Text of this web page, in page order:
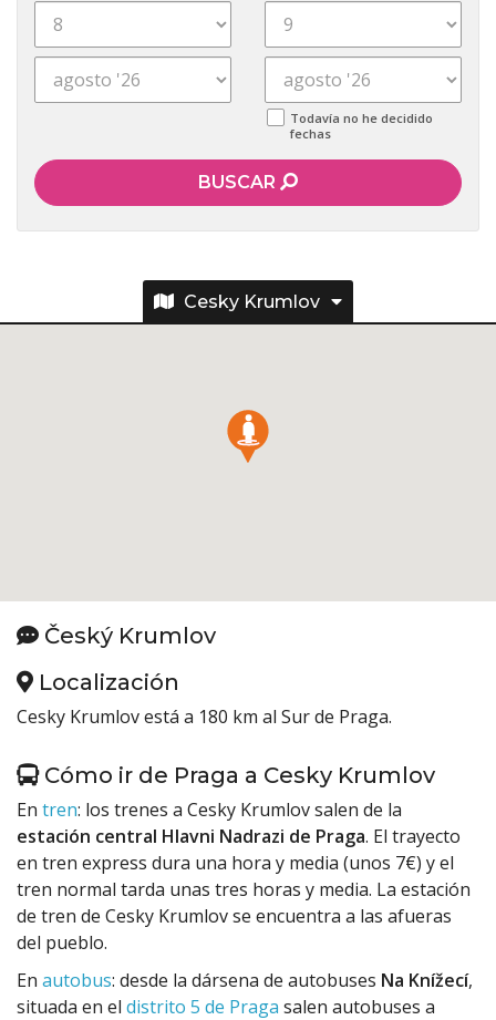
Todavía no he decidido
fechas
BUSCAR
Cesky Krumlov
Český Krumlov
Localización
Cesky Krumlov está a 180 km al Sur de Praga.
Cómo ir de Praga a Cesky Krumlov
En tren: los trenes a Cesky Krumlov salen de la
estación central Hlavni Nadrazi de Praga. El trayecto
en tren express dura una hora y media (unos 7€) y el
tren normal tarda unas tres horas y media. La estación
de tren de Cesky Krumlov se encuentra a las afueras
del pueblo.
En autobus: desde la dársena de autobuses Na Knížecí,
situada en el distrito 5 de Praga salen autobuses a